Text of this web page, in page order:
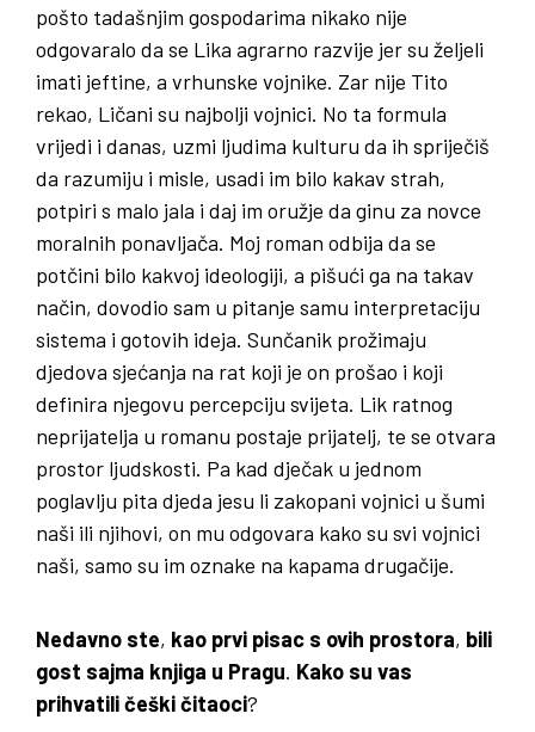
pošto tadašnjim gospodarima nikako nije
odgovaralo da se Lika agrarno razvije jer su željeli
imati jeftine, a vrhunske vojnike. Zar nije Tito
rekao, Ličani su najbolji vojnici. No ta formula
vrijedi i danas, uzmi ljudima kulturu da ih spriječiš
da razumiju i misle, usadi im bilo kakav strah,
potpiri s malo jala i daj im oružje da ginu za novce
moralnih ponavljača. Moj roman odbija da se
potčini bilo kakvoj ideologiji, a pišući ga na takav
način, dovodio sam u pitanje samu interpretaciju
sistema i gotovih ideja. Sunčanik prožimaju
djedova sjećanja na rat koji je on prošao i koji
definira njegovu percepciju svijeta. Lik ratnog
neprijatelja u romanu postaje prijatelj, te se otvara
prostor ljudskosti. Pa kad dječak u jednom
poglavlju pita djeda jesu li zakopani vojnici u šumi
naši ili njihovi, on mu odgovara kako su svi vojnici
naši, samo su im oznake na kapama drugačije.
Nedavno ste, kao prvi pisac s ovih prostora, bili
gost sajma knjiga u Pragu. Kako su vas
prihvatili češki čitaoci?